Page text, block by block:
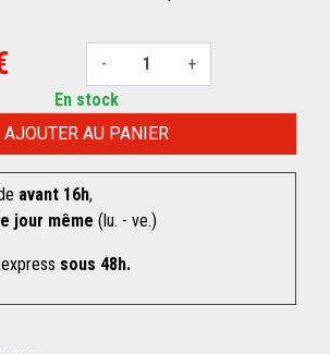
- +
AJOUTER AU PANIER
En stock
avant 16h,
le jour même (lu. - ve.)
sous 48h.